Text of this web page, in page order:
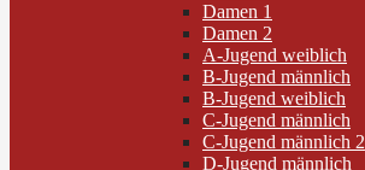
Damen 1
Damen 2
A-Jugend weiblich
B-Jugend männlich
B-Jugend weiblich
C-Jugend männlich
C-Jugend männlich 2
D-Jugend männlich